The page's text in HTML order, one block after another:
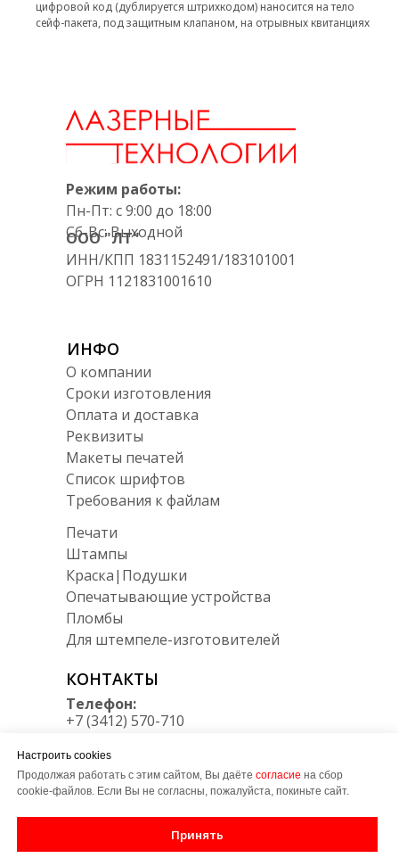
цифровой код (дублируется штрихкодом) наносится на тело
сейф-пакета, под защитным клапаном, на отрывных квитанциях
ИНФО
Телефон:
+7 (3412) 570-710
Режим работы:
Пн-Пт: с 9:00 до 18:00
Сб-Вс: Выходной
О компании
Сроки изготовления
Оплата и доставка
Реквизиты
Макеты печатей
Список шрифтов
Требования к файлам
Печати
Штампы
Краска|Подушки
Опечатывающие устройства
Пломбы
Для штемпеле-изготовителей
КОНТАКТЫ
ООО "ЛТ"
ИНН/КПП 1831152491/183101001
ОГРН 1121831001610
E-mail:
zakaz@LT-udm.ru
Мессенджеры:
Telegram/Max+7 950 164 34 30
Настроить cookies
Продолжая работать с этим сайтом, Вы даёте согласие на сбор
cookie-файлов. Если Вы не согласны, пожалуйста, покиньте сайт.
Принять